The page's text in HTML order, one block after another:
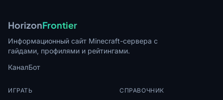
HorizonFrontier
Информационный сайт Minecraft-сервера с
гайдами, профилями и рейтингами.
КаналБот
ИГРАТЬ СПРАВОЧНИК